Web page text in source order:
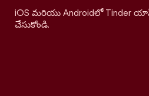
iOS మరియు Androidలో Tinder
చేసుకోండి.